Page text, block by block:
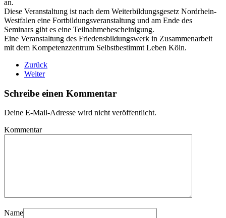
an.
Diese Veranstaltung ist nach dem Weiterbildungsgesetz Nordrhein-
Westfalen eine Fortbildungsveranstaltung und am Ende des
Seminars gibt es eine Teilnahmebescheinigung.
Eine Veranstaltung des Friedensbildungswerk in Zusammenarbeit
mit dem Kompetenzzentrum Selbstbestimmt Leben Köln.
Zurück
Weiter
Schreibe einen Kommentar
Deine E-Mail-Adresse wird nicht veröffentlicht.
Kommentar
Name